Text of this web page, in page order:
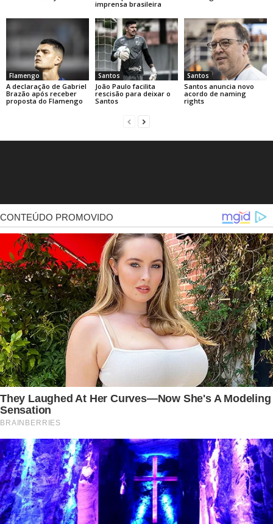
imprensa brasileira
Flamengo
A declaração de Gabriel
Brazão após receber
proposta do Flamengo
Santos
João Paulo facilita
rescisão para deixar o
Santos
Santos
Santos anuncia novo
acordo de naming
rights